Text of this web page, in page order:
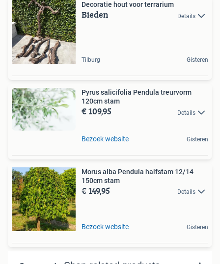
Decoratie hout voor terrarium
Bieden Details
Tilburg Gisteren
Pyrus salicifolia Pendula treurvorm
120cm stam
€ 109,95 Details
Bezoek website Gisteren
Morus alba Pendula halfstam 12/14
150cm stam
€ 149,95 Details
Bezoek website Gisteren